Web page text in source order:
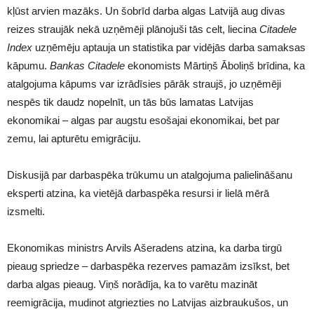
kļūst arvien mazāks. Un šobrīd darba algas Latvijā aug divas
reizes straujāk nekā uzņēmēji plānojuši tās celt, liecina Citadele
Index uzņēmēju aptauja un statistika par vidējās darba samaksas
kāpumu. Bankas Citadele ekonomists Mārtiņš Āboliņš brīdina, ka
atalgojuma kāpums var izrādīsies pārāk straujš, jo uzņēmēji
nespēs tik daudz nopelnīt, un tās būs lamatas Latvijas
ekonomikai – algas par augstu esošajai ekonomikai, bet par
zemu, lai apturētu emigrāciju.
Diskusijā par darbaspēka trūkumu un atalgojuma palielināšanu
eksperti atzina, ka vietējā darbaspēka resursi ir lielā mērā
izsmelti.
Ekonomikas ministrs Arvils Ašeradens atzina, ka darba tirgū
pieaug spriedze – darbaspēka rezerves pamazām izsīkst, bet
darba algas pieaug. Viņš norādīja, ka to varētu mazināt
reemigrācija, mudinot atgriezties no Latvijas aizbraukušos, un